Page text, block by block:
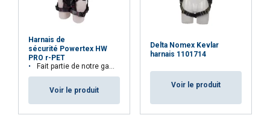
Harnais de
sécurité Powertex HW
PRO r-PET
Fait partie de notre gamme Aspire™. 32,9% de matières recyclées
Voir le produit
Delta Nomex Kevlar
harnais 1101714
Voir le produit
informations que vous leur avez fournies ou
qu"ils ont collectées lors de votre utilisation de
leurs services.
Strictement
nécessaires
Performance